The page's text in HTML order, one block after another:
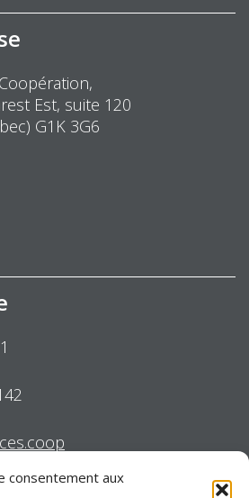
consentement aux
Est, suite 120
G1K 3G6
sur Twitter